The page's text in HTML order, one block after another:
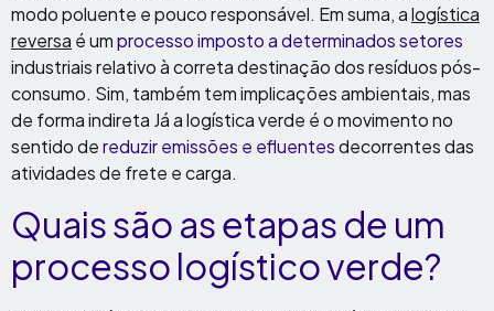
modo poluente e pouco responsável. Em suma, alogística
reversa é umprocesso imposto a determinados setores
industriais relativo à correta destinação dos resíduos pós-
consumo. Sim, também tem implicações ambientais, mas
de forma indireta Já a logística verde é o movimento no
sentido dereduzir emissões e efluentesdecorrentes das
atividades de frete e carga.
Quais são as etapas de um
processo logístico verde?